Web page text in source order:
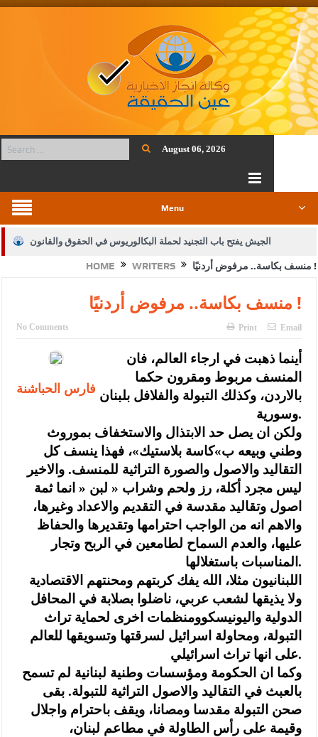
August 06, 2026
Menu
الجيش يفتح باب التجنيد لحملة البكالوريوس في الحقوق والقانون
بيان اجتماع عمّان:دعم الوصاية الهاشمية التاريخية على المقدسات
الإسلامية والمسيحية
الأمن يتلف 16 مليون حبة كبتاجون و1480 كغم مواد مخدرة
النواب يقر مشروع تعديل قانون الملكية العقارية
القاضي يلتقي رؤساء تحرير الصحف اليومية ويؤكد حرص مجلس النواب
على شراكة فاعلة مع الإعلام
دعوة المكلفين بخدمة العلم (الدفعة الثالثة) إلى مراجعة منصة خدمة
العلم
الملك يلتقي مجموعة من رفاق السلاح
الملك يتلقى اتصالا هاتفيا من العاهل البحريني
القاضي محمود أحمد فريحات.. مبارك ومزيدا من التوفيق
عارف بيك فريحات.. مبارك وبكم تزهو المناصب
HOME WRITERS منسف بكاسة.. مرفوض أردنيًا !
منسف بكاسة.. مرفوض أردنيًا !
No Comments Print Email
فارس الحباشنة
أينما ذهبت في ارجاء العالم، فان
المنسف مربوط ومقرون حكما
بالاردن، وكذلك التبولة والفلافل بلبنان
وسورية.
ولكن ان يصل حد الابتذال والاستخفاف بموروث
وطني وبيعه ب»كاسة بلاستيك»، فهذا ينسف كل
التقاليد والاصول والصورة التراثية للمنسف. والاخير
ليس مجرد أكلة، رز ولحم وشراب « لبن « انما ثمة
اصول وتقاليد مقدسة في التقديم والاعداد وغيرها،
والاهم انه من الواجب احترامها وتقديرها والحفاظ
عليها، والعدم السماح لطامعين في الربح وتجار
المناسبات باستغلالها.
اللبنانيون مثلا، الله يفك كربتهم ومحنتهم الاقتصادية
ولا يذيقها لشعب عربي، ناضلوا بصلابة في المحافل
الدولية واليونيسكوومنظمات اخرى لحماية تراث
التبولة، ومحاولة اسرائيل لسرقتها وتسويقها للعالم
على انها تراث اسرائيلي.
وكما ان الحكومة ومؤسسات وطنية لبنانية لم تسمح
بالعبث في التقاليد والاصول التراثية للتبولة. بقى
صحن التبولة مقدسا ومصانا، ويقف باحترام واجلال
وقيمة على رأس الطاولة في مطاعم لبنان،